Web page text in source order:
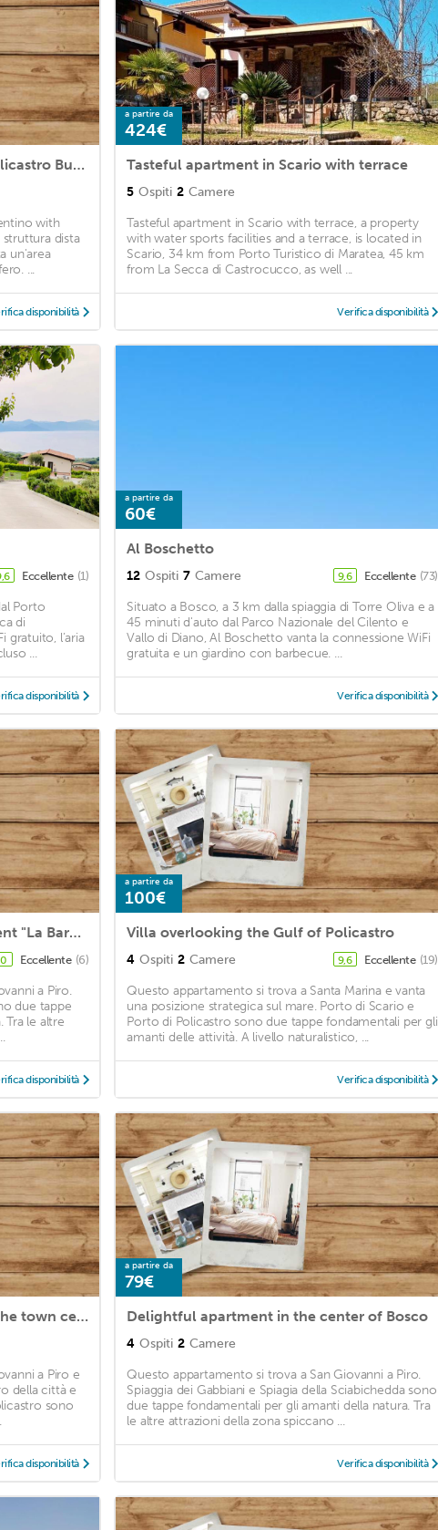
Belvilla by OYO Apartment in Policastro Bussentino
with
struttura dista
un'area
...
disponibilità
a partire da
424€
Tasteful apartment in Scario with terrace
5 Ospiti 2 Camere
Tasteful apartment in Scario with terrace, a property
with water sports facilities and a terrace, is located in
Scario, 34 km from Porto Turistico di Maratea, 45 km
from La Secca di Castrocucco, as well ...
Verifica disponibilità
Eccellente (1)
Porto
di
gratuito, l’aria
...
disponibilità
a partire da
60€
Al Boschetto
12 Ospiti 7 Camere 9,6 Eccellente (73)
Situato a Bosco, a 3 km dalla spiaggia di Torre Oliva e a
45 minuti d'auto dal Parco Nazionale del Cilento e
Vallo di Diano, Al Boschetto vanta la connessione WiFi
gratuita e un giardino con barbecue. ...
Verifica disponibilità
Scario sea Independent Apartment "La Barca"
Eccellente (6)
a Piro.
due tappe
Tra le altre
disponibilità
a partire da
100€
Villa overlooking the Gulf of Policastro
4 Ospiti 2 Camere 9,6 Eccellente (19)
Questo appartamento si trova a Santa Marina e vanta
una posizione strategica sul mare. Porto di Scario e
Porto di Policastro sono due tappe fondamentali per gli
amanti delle attività. A livello naturalistico, ...
Verifica disponibilità
Sud Italy hause 5 minutes from the town center -
a Piro e
della città e
sono
disponibilità
a partire da
79€
Delightful apartment in the center of Bosco
4 Ospiti 2 Camere
Questo appartamento si trova a San Giovanni a Piro.
Spiaggia dei Gabbiani e Spiagia della Sciabichedda sono
due tappe fondamentali per gli amanti della natura. Tra
le altre attrazioni della zona spiccano ...
Verifica disponibilità